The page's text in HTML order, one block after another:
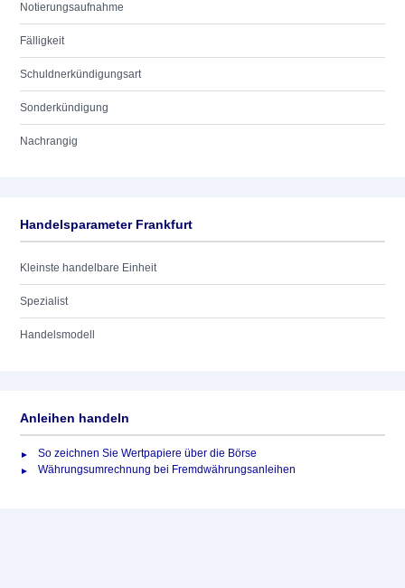
Notierungsaufnahme
Fälligkeit
Schuldnerkündigungsart
Sonderkündigung
Nachrangig
Handelsparameter Frankfurt
Kleinste handelbare Einheit
Spezialist
Handelsmodell
Anleihen handeln
So zeichnen Sie Wertpapiere über die Börse
Währungsumrechnung bei Fremdwährungsanleihen